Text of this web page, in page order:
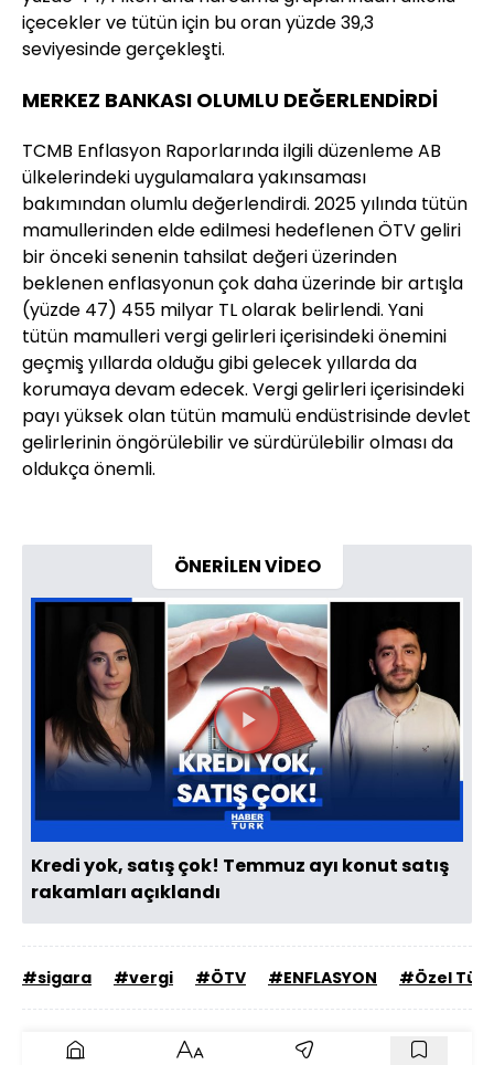
içecekler ve tütün için bu oran yüzde 39,3
seviyesinde gerçekleşti.
MERKEZ BANKASI OLUMLU DEĞERLENDİRDİ
TCMB Enflasyon Raporlarında ilgili düzenleme AB
ülkelerindeki uygulamalara yakınsaması
bakımından olumlu değerlendirdi. 2025 yılında tütün
mamullerinden elde edilmesi hedeflenen ÖTV geliri
bir önceki senenin tahsilat değeri üzerinden
beklenen enflasyonun çok daha üzerinde bir artışla
(yüzde 47) 455 milyar TL olarak belirlendi. Yani
tütün mamulleri vergi gelirleri içerisindeki önemini
geçmiş yıllarda olduğu gibi gelecek yıllarda da
korumaya devam edecek. Vergi gelirleri içerisindeki
payı yüksek olan tütün mamulü endüstrisinde devlet
gelirlerinin öngörülebilir ve sürdürülebilir olması da
oldukça önemli.
ÖNERİLEN VİDEO
Videoyu
Oynat
Kredi yok, satış çok! Temmuz ayı konut satış
rakamları açıklandı
#sigara #vergi #ÖTV #ENFLASYON #Özel